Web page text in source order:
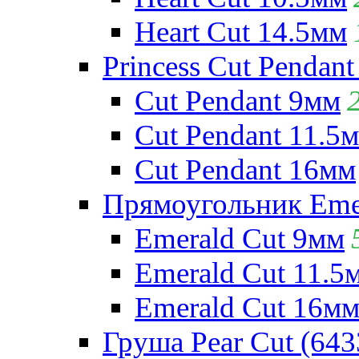
Heart Cut 14.5мм
Princess Cut
Cut Pendant 9мм
Cut Pendant
Cut Pendant 16мм
Прямоугольник
Emerald Cut 9мм
Emerald Cut
Emerald Cut 16мм
Груша Pear Cut